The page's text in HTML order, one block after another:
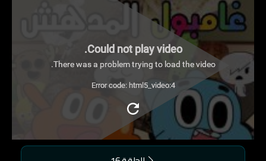
Could not play video.
There was a problem trying to load the video.
Error code: html5_video:4